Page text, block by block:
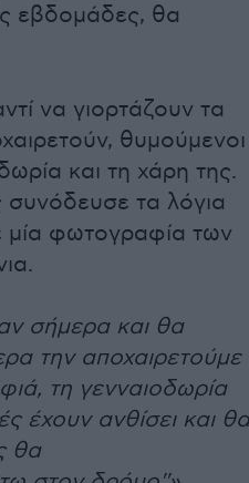
εβδομάδες, θα
να γιορτάζουν τα
θυμούμενοι
και τη χάρη της.
τα λόγια
φωτογραφία των
σήμερα και θα
την αποχαιρετούμε
τη γενναιοδωρία
έχουν ανθίσει και θα
θα